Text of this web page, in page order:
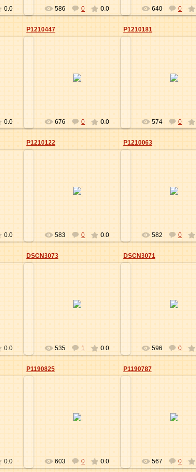
0.0 586 0 0.0 640 0
0.0
P1210447
676 0 0.0
P1210181
574 0
0.0
P1210122
583 0 0.0
P1210063
582 0
0.0
DSCN3073
535 1 0.0
DSCN3071
596 0
0.0
P1190825
603 0 0.0
P1190787
567 0